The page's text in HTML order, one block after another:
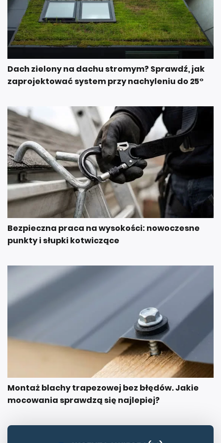
Dach zielony na dachu stromym? Sprawdź, jak
zaprojektować system przy nachyleniu do 25°
Bezpieczna praca na wysokości: nowoczesne
punkty i słupki kotwiczące
Montaż blachy trapezowej bez błędów. Jakie
mocowania sprawdzą się najlepiej?